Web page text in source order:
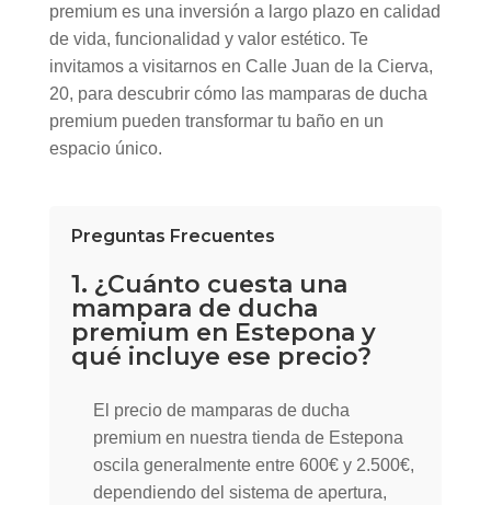
premium es una inversión a largo plazo en calidad
de vida, funcionalidad y valor estético. Te
invitamos a visitarnos en Calle Juan de la Cierva,
20, para descubrir cómo las mamparas de ducha
premium pueden transformar tu baño en un
espacio único.
Preguntas Frecuentes
1. ¿Cuánto cuesta una
mampara de ducha
premium en Estepona y
qué incluye ese precio?
El precio de mamparas de ducha
premium en nuestra tienda de Estepona
oscila generalmente entre 600€ y 2.500€,
dependiendo del sistema de apertura,